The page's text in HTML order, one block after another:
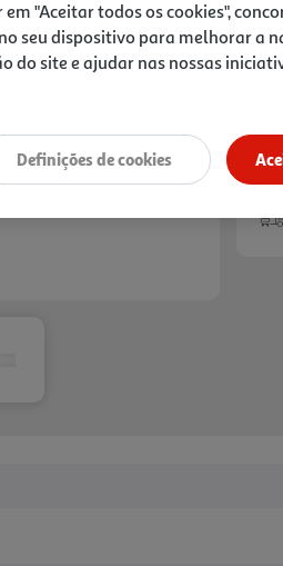
Next
em "Aceitar todos os cookies",
seu dispositivo para melhorar a
do site e ajudar nas nossas
Definições de cookies